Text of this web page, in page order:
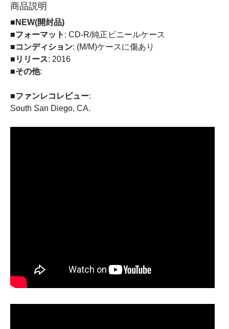
商品説明
■NEW(開封品)
■フォーマット : CD-R/純正ビニールケース
■コンディション: (M/M)ケースに傷あり
■リリース: 2016
■その他:
■ファンレコレビュー:
South San Diego, CA.